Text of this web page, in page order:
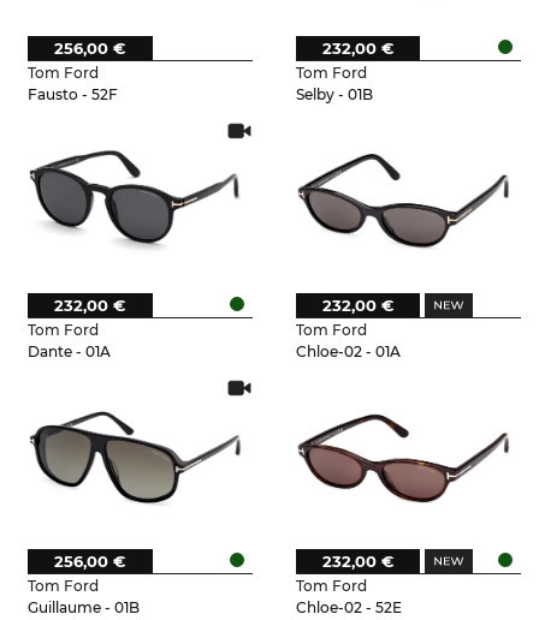
Tom Ford
Fausto - 52F
256,00 €
Tom Ford
Selby - 01B
232,00 €
Tom Ford
Dante - 01A
232,00 €
Tom Ford
Chloe-02 - 01A
232,00 €
Tom Ford
Guillaume - 01B
256,00 €
Tom Ford
Chloe-02 - 52E
232,00 €